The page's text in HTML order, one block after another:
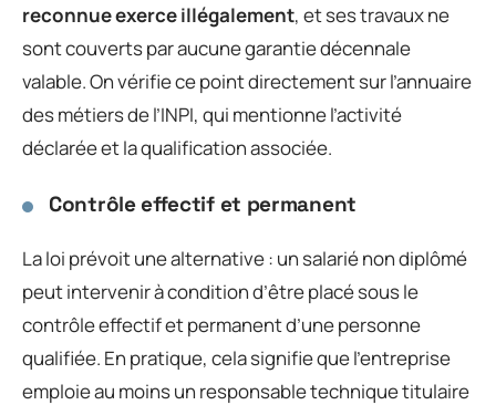
reconnue exerce illégalement, et ses travaux ne
sont couverts par aucune garantie décennale
valable. On vérifie ce point directement sur l’annuaire
des métiers de l’INPI, qui mentionne l’activité
déclarée et la qualification associée.
Contrôle effectif et permanent
La loi prévoit une alternative : un salarié non diplômé
peut intervenir à condition d’être placé sous le
contrôle effectif et permanent d’une personne
qualifiée. En pratique, cela signifie que l’entreprise
emploie au moins un responsable technique titulaire